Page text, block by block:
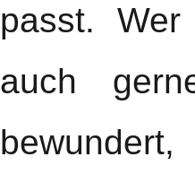
passt.
auch